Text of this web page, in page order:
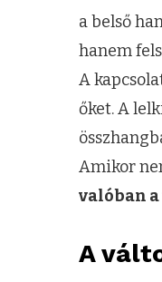
a belső
hanem
A
őket. A
Amikor
valóban
A